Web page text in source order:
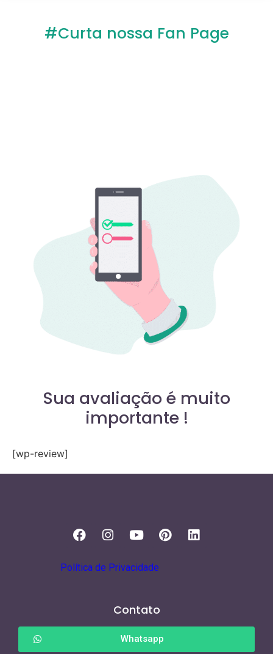
#Curta nossa Fan Page
Sua avaliação é muito
importante !
[wp-review]
Política de Privacidade
Contato
Whatsapp